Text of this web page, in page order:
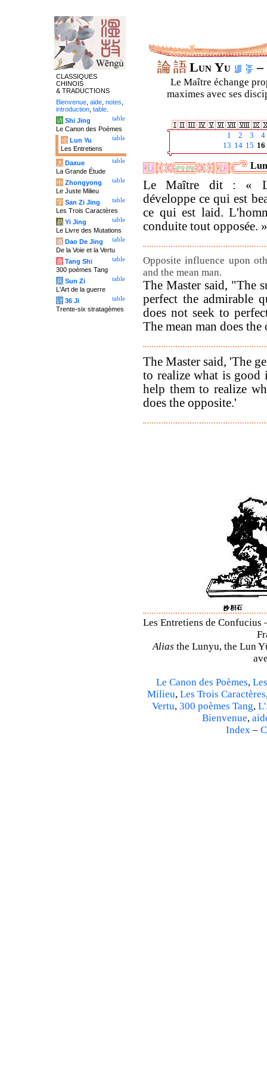
論語Lun Yu –
Le Maître échange
maximes avec ses
1 2 3
4
13 14 15 16
Le Maître dit : «
développe ce qui est
ce qui est laid.
conduite tout opposée. »
Opposite influence upon
and the mean man.
The Master said, "The
perfect the admirable
does not seek to
The mean man does
The Master said, 'The
to realize what is good
help them to realize
does the opposite.'
Les Entretiens de
Alias the Lunyu, the Lun
Le Canon des Poèmes,
Milieu, Les Trois Caractères
Vertu, 300 poèmes Tang,
Bienvenue,
Index –
CLASSIQUES
CHINOIS
& TRADUCTIONS
Bienvenue aide notes
introduction table
table
诗 Shi Jing
Le Canon des Poèmes
table
论 Lun Yu
Les Entretiens
table
大 Daxue
La Grande Étude
table
中 Zhongyong
Le Juste Milieu
table
字 San Zi Jing
Les Trois Caractères
table
易 Yi Jing
Le Livre des Mutations
table
道 Dao De Jing
De la Voie et la Vertu
table
唐 Tang Shi
300 poèmes Tang
table
兵 Sun Zi
L'Art de la guerre
table
计 36 Ji
Trente-six stratagèmes